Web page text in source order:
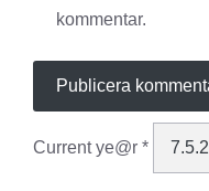
kommentar.
Current ye@r *